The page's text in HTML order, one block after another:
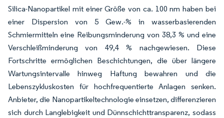
Silica-Nanopartikel mit einer Größe von ca. 100 nm haben bei
einer Dispersion von 5 Gew.-% in wasserbasierenden
Schmiermitteln eine Reibungsminderung von 38,3 % und eine
Verschleißminderung von 49,4 % nachgewiesen. Diese
Fortschritte ermöglichen Beschichtungen, die über längere
Wartungsintervalle hinweg Haftung bewahren und die
Lebenszykluskosten für hochfrequentierte Anlagen senken.
Anbieter, die Nanopartikeltechnologie einsetzen, differenzieren
sich durch Langlebigkeit und Dünnschichttransparenz, sodass